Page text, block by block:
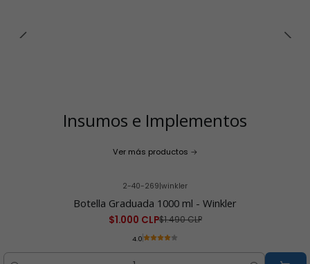
Insumos e Implementos
Ver más productos
2-40-269|winkler
Botella Graduada 1000 ml - Winkler
$1.000 CLP$1.490 CLP
4.0